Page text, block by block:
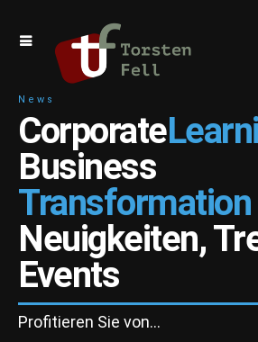
News
Corporate
Business
Transformation
Neuigkeiten,
Events
Profitieren Sie von…